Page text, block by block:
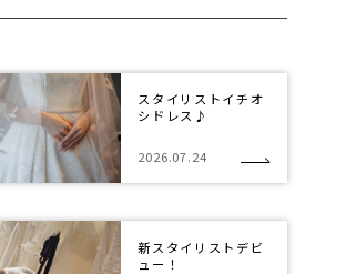
スタイリストイチオ
シドレス♪
2026.07.24
新スタイリストデビ
ュー！